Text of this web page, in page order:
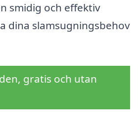
smidig och effektiv
dina slamsugningsbehov
gratis och utan